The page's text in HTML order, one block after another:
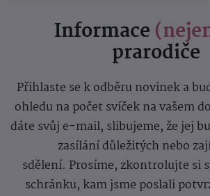
Informace
prarodiče
Přihlaste se k odběru novinek a
ohledu na počet svíček na vašem
dáte svůj e-mail, slibujeme, že jej
zasílání důležitých nebo
sdělení. Prosíme, zkontrolujte si
schránku, kam jsme poslali